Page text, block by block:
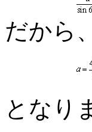
だから、
となり